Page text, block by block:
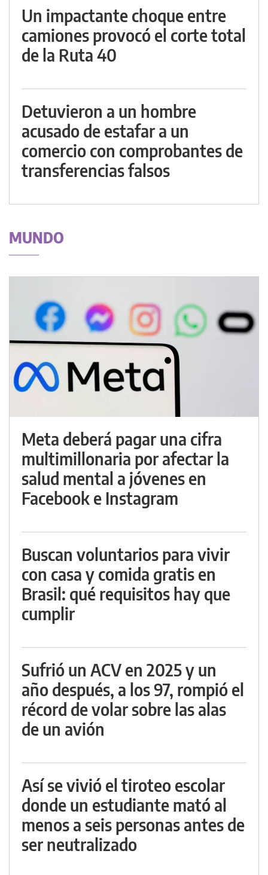
Un impactante choque entre
camiones provocó el corte total
de la Ruta 40
Detuvieron a un hombre
acusado de estafar a un
comercio con comprobantes de
transferencias falsos
MUNDO
Meta deberá pagar una cifra
multimillonaria por afectar la
salud mental a jóvenes en
Facebook e Instagram
Buscan voluntarios para vivir
con casa y comida gratis en
Brasil: qué requisitos hay que
cumplir
Sufrió un ACV en 2025 y un
año después, a los 97, rompió el
récord de volar sobre las alas
de un avión
Así se vivió el tiroteo escolar
donde un estudiante mató al
menos a seis personas antes de
ser neutralizado